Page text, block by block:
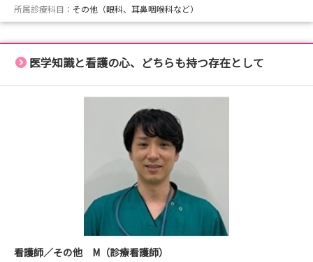
所属診療科目： その他（眼科、耳鼻咽喉科など）
医学知識と看護の心、どちらも持つ存在として
看護師／その他 M（診療看護師）